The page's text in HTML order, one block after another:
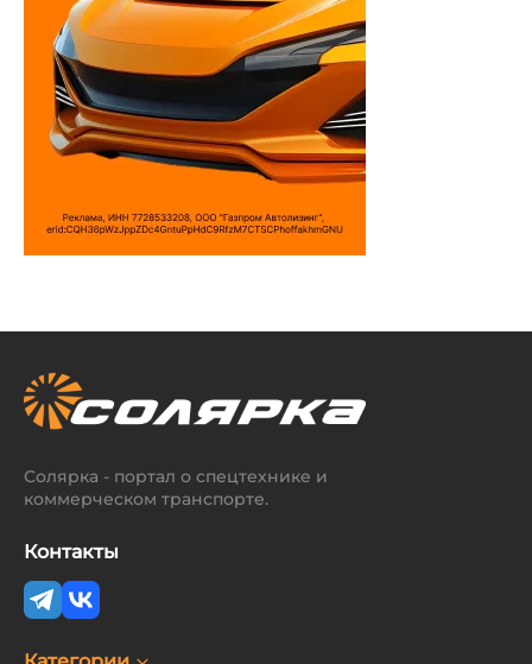
Солярка - портал о спецтехнике и
коммерческом транспорте.
Контакты